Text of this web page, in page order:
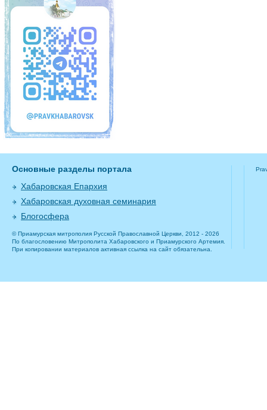
Основные разделы портала
Хабаровская Епархия
Хабаровская духовная семинария
Блогосфера
© Приамурская митрополия Русской Православной Церкви, 2012 - 2026
По благословению Митрополита Хабаровского и Приамурского Артемия.
При копировании материалов активная ссылка на сайт обязательна.